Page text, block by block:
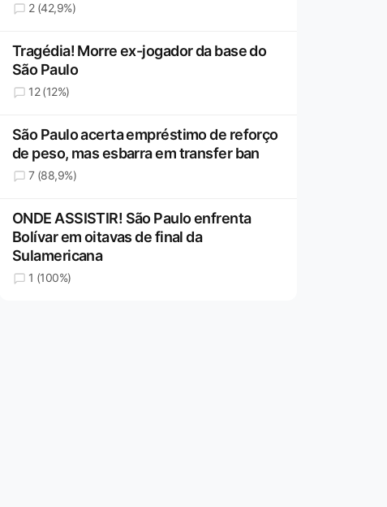
2 (42,9%)
Tragédia! Morre ex-jogador da base do
São Paulo
12 (12%)
São Paulo acerta empréstimo de reforço
de peso, mas esbarra em transfer ban
7 (88,9%)
ONDE ASSISTIR! São Paulo enfrenta
Bolívar em oitavas de final da
Sulamericana
1 (100%)